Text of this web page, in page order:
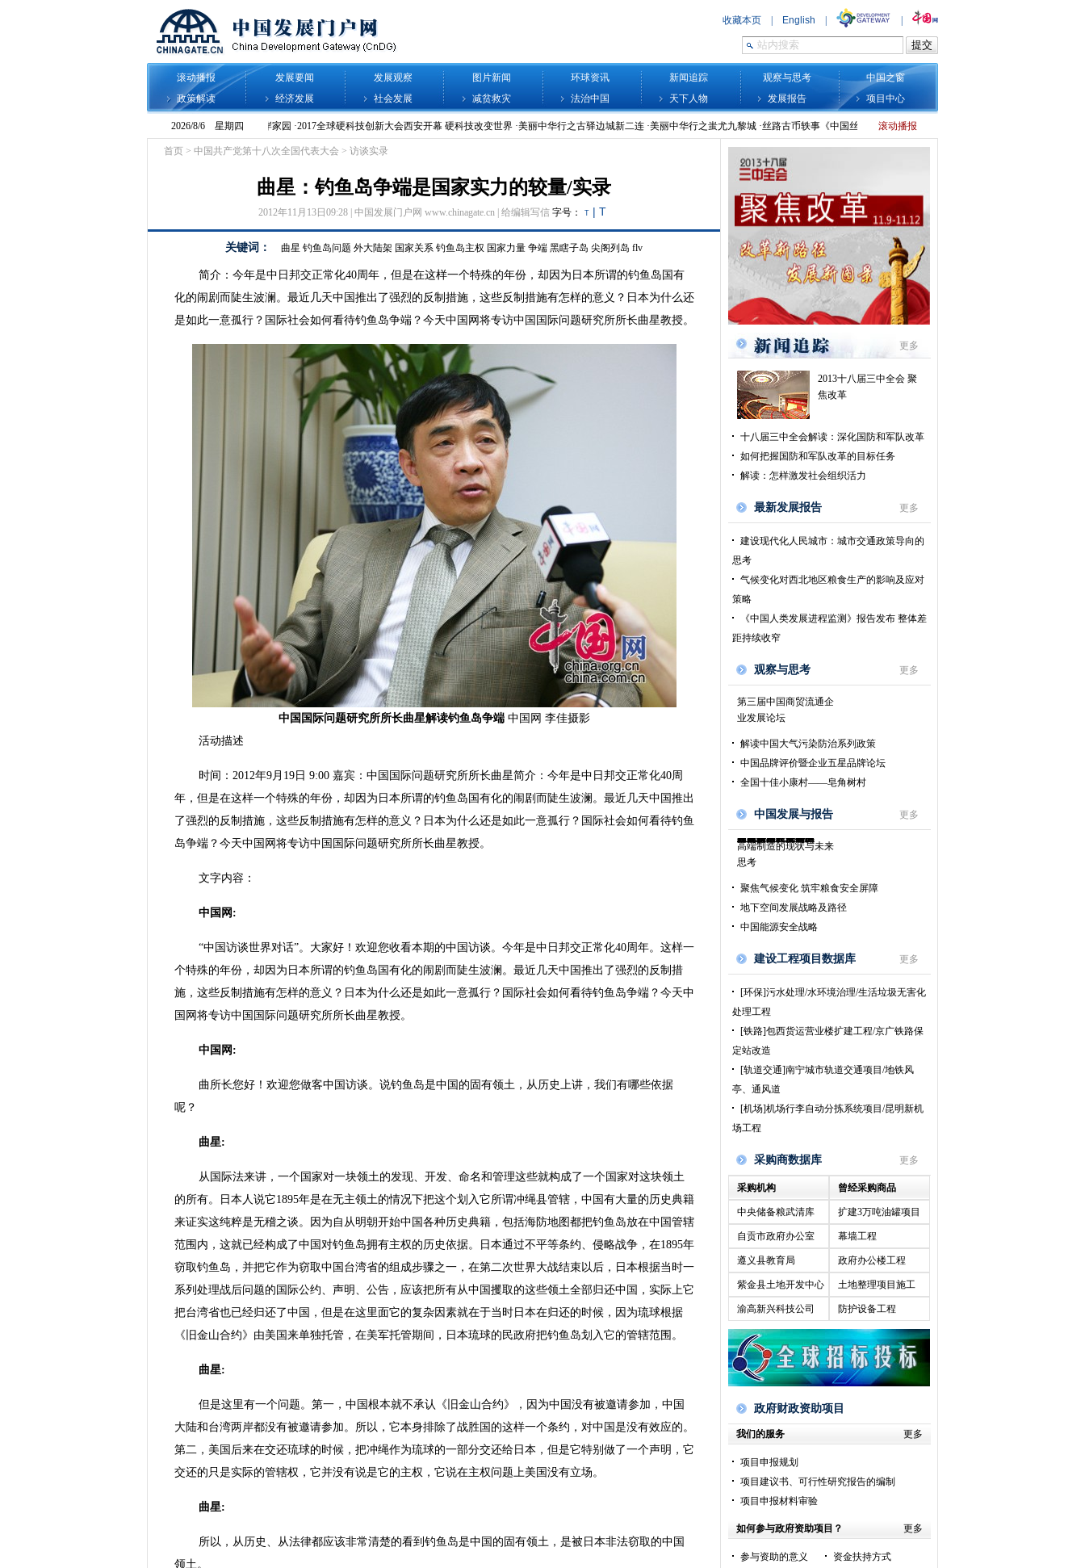
滚动播报 发展要闻 发展观察 图片新闻 环球资讯 新闻追踪 观察与思考
中国之窗
政策解读
经济发展 社会发展 减贫救灾 法治中国 天下人物 发展报告 项目中心
首页 > 中国共产党第十八次全国代表大会 > 访谈实录
曲星：钓鱼岛争端是国家实力的较量/实录
2012年11月13日09:28 | 中国发展门户网 www.chinagate.cn | 给编辑写信 字号： T | T
关键词： 曲星 钓鱼岛问题 外大陆架 国家关系 钓鱼岛主权 国家力量 争端 黑瞎子岛 尖阁列岛 flv
简介：今年是中日邦交正常化40周年，但是在这样一个特殊的年份，却因为日本所谓的钓鱼岛国有
化的闹剧而陡生波澜。最近几天中国推出了强烈的反制措施，这些反制措施有怎样的意义？日本为什么还
是如此一意孤行？国际社会如何看待钓鱼岛争端？今天中国网将专访中国国际问题研究所所长曲星教授。
中国国际问题研究所所长曲星解读钓鱼岛争端中国网 李佳摄影
活动描述
时间：2012年9月19日 9:00 嘉宾：中国国际问题研究所所长曲星简介：今年是中日邦交正常化40周
年，但是在这样一个特殊的年份，却因为日本所谓的钓鱼岛国有化的闹剧而陡生波澜。最近几天中国推出
了强烈的反制措施，这些反制措施有怎样的意义？日本为什么还是如此一意孤行？国际社会如何看待钓鱼
岛争端？今天中国网将专访中国国际问题研究所所长曲星教授。
文字内容：
中国网:
“中国访谈世界对话”。大家好！欢迎您收看本期的中国访谈。今年是中日邦交正常化40周年。这样一
个特殊的年份，却因为日本所谓的钓鱼岛国有化的闹剧而陡生波澜。最近几天中国推出了强烈的反制措
施，这些反制措施有怎样的意义？日本为什么还是如此一意孤行？国际社会如何看待钓鱼岛争端？今天中
国网将专访中国国际问题研究所所长曲星教授。
中国网:
曲所长您好！欢迎您做客中国访谈。说钓鱼岛是中国的固有领土，从历史上讲，我们有哪些依据
呢？
曲星:
从国际法来讲，一个国家对一块领土的发现、开发、命名和管理这些就构成了一个国家对这块领土
的所有。日本人说它1895年是在无主领土的情况下把这个划入它所谓冲绳县管辖，中国有大量的历史典籍
来证实这纯粹是无稽之谈。因为自从明朝开始中国各种历史典籍，包括海防地图都把钓鱼岛放在中国管辖
范围内，这就已经构成了中国对钓鱼岛拥有主权的历史依据。日本通过不平等条约、侵略战争，在1895年
窃取钓鱼岛，并把它作为窃取中国台湾省的组成步骤之一，在第二次世界大战结束以后，日本根据当时一
系列处理战后问题的国际公约、声明、公告，应该把所有从中国攫取的这些领土全部归还中国，实际上它
把台湾省也已经归还了中国，但是在这里面它的复杂因素就在于当时日本在归还的时候，因为琉球根据
《旧金山合约》由美国来单独托管，在美军托管期间，日本琉球的民政府把钓鱼岛划入它的管辖范围。
曲星:
但是这里有一个问题。第一，中国根本就不承认《旧金山合约》，因为中国没有被邀请参加，中国
大陆和台湾两岸都没有被邀请参加。所以，它本身排除了战胜国的这样一个条约，对中国是没有效应的。
第二，美国后来在交还琉球的时候，把冲绳作为琉球的一部分交还给日本，但是它特别做了一个声明，它
交还的只是实际的管辖权，它并没有说是它的主权，它说在主权问题上美国没有立场。
曲星:
所以，从历史、从法律都应该非常清楚的看到钓鱼岛是中国的固有领土，是被日本非法窃取的中国
领土。